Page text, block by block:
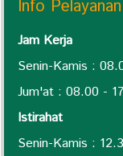
Info Pelayanan
Jam Kerja
Senin-Kamis :
Jum'at : 08.00 -
Istirahat
Senin-Kamis :